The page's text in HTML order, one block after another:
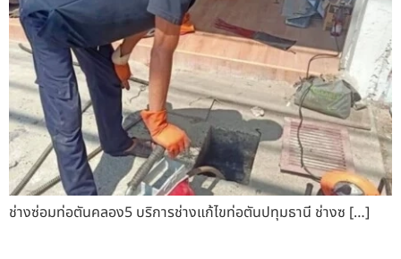
ช่างซ่อมท่อตันคลอง5 บริการช่างแก้ไขท่อตันปทุมธานี ช่างซ […]